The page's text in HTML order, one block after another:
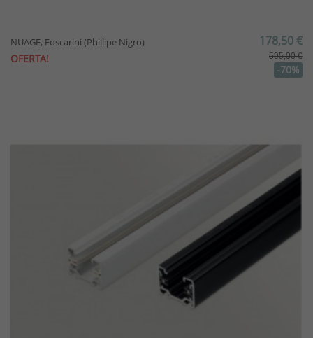
NUAGE, Foscarini (Phillipe Nigro)
OFERTA!
178,50 €
595,00 €
-70%